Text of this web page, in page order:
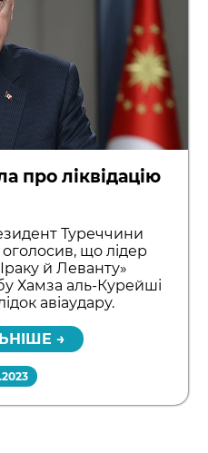
про ліквідацію
Туреччини
що лідер
й Леванту»
Хамза аль-Курейші
авіаудару.
→